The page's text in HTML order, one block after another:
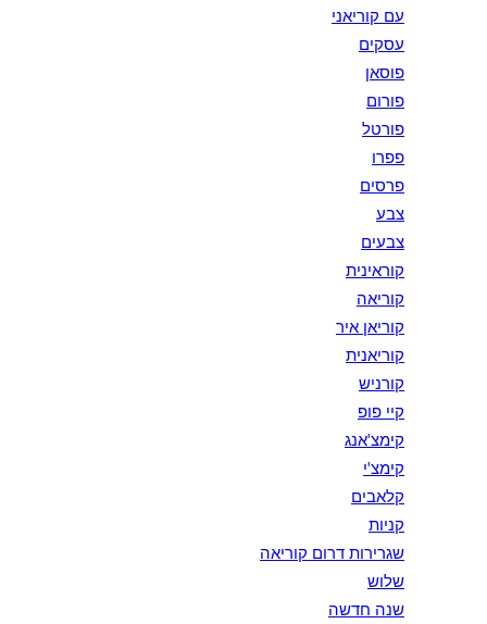
עם קוריאני
עסקים
פוסאן
פורום
פורטל
פפרו
פרסים
צבע
צבעים
קוראינית
קוריאה
קוריאן איר
קוריאנית
קורניש
קיי פופ
קימצ'אנג
קימצ'י
קלאבים
קניות
שגרירות דרום קוריאה
שלוש
שנה חדשה